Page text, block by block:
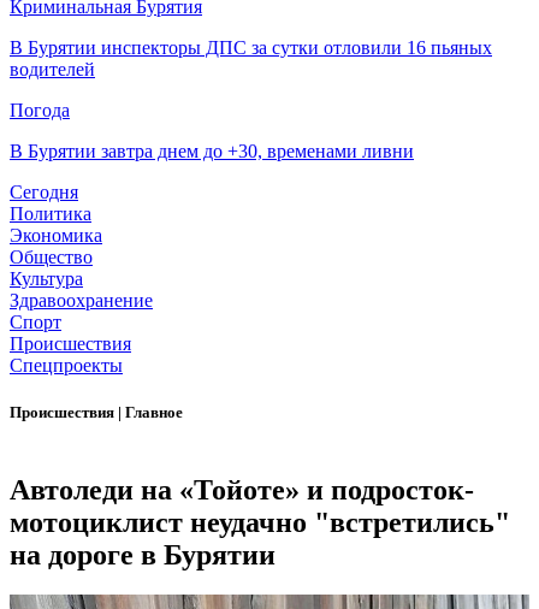
Криминальная Бурятия
В Бурятии инспекторы ДПС за сутки отловили 16 пьяных
водителей
Погода
В Бурятии завтра днем до +30, временами ливни
Сегодня
Политика
Экономика
Общество
Культура
Здравоохранение
Спорт
Происшествия
Спецпроекты
Происшествия | Главное
Автоледи на «Тойоте» и подросток-
мотоциклист неудачно "встретились"
на дороге в Бурятии